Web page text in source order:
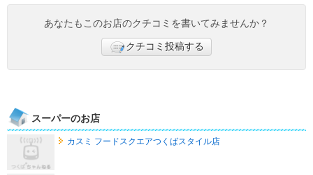
あなたもこのお店のクチコミを書いてみませんか？
クチコミ投稿する
スーパーのお店
カスミ フードスクエアつくばスタイル店